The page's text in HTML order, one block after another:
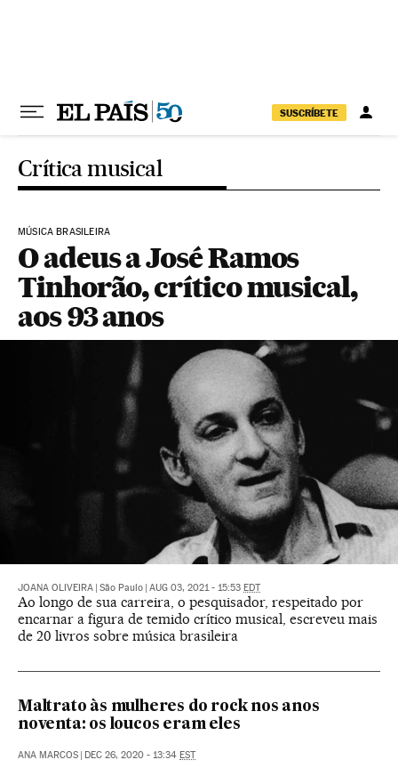
SUSCRÍBETE
Crítica musical
MÚSICA BRASILEIRA
O adeus a José Ramos
Tinhorão, crítico musical,
aos 93 anos
JOANA OLIVEIRA São Paulo AUG 03, 2021 - 15:53 EDT
Ao longo de sua carreira, o pesquisador, respeitado por
encarnar a figura de temido crítico musical, escreveu mais
de 20 livros sobre música brasileira
Maltrato às mulheres do rock nos anos
noventa: os loucos eram eles
ANA MARCOS DEC 26, 2020 - 13:34 EST